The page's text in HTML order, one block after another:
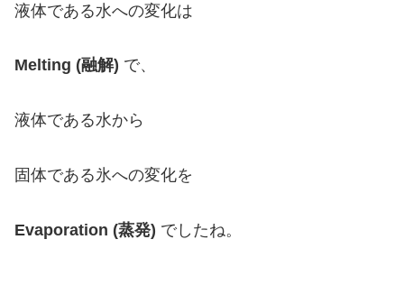
液体である水への変化は
Melting (融解) で、
液体である水から
固体である氷への変化を
Evaporation (蒸発) でしたね。